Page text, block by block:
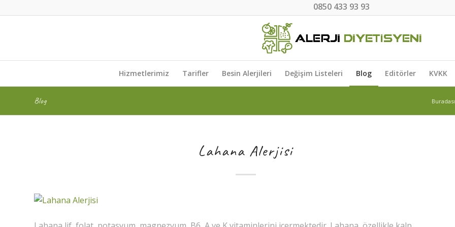
0850 433 93 93
Hizmetlerimiz Tarifler Besin Alerjileri Değişim Listeleri Blog Editörler KVKK
Blog
Lahana Alerjisi